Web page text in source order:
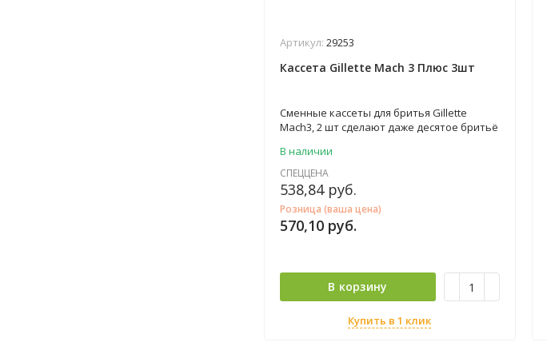
Артикул: 29253
Кассета Gillette Mach 3 Плюс 3шт
Cменные кассеты для бритья Gillette
Mach3, 2 шт сделают даже десятое бритьё
одноразовой бритвой. Их преимущества:
Три лезвия гладко скользят по коже,
удаляя каждый волосок и уменьшая
раздражение. Мягкая подушечка из пяти
микрогребней помогает добиться
гладкости кожи без лишних усилий.
момент для смены кассеты.
В наличии
СПЕЦЦЕНА
538,84 руб.
Розница (ваша цена)
570,10 руб.
В корзину
Купить в 1 клик